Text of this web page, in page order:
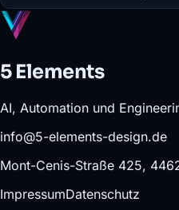
5 Elements
AI, Automation und
info@5-elements-design.de
Mont-Cenis-Straße 425,
ImpressumDatenschutz